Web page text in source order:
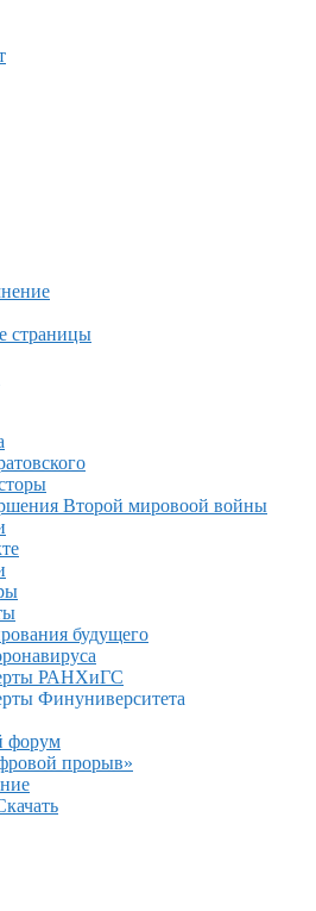
страницы
Второй мировоой войны
будущего
РАНХиГС
Финуниверситета
форум
прорыв»